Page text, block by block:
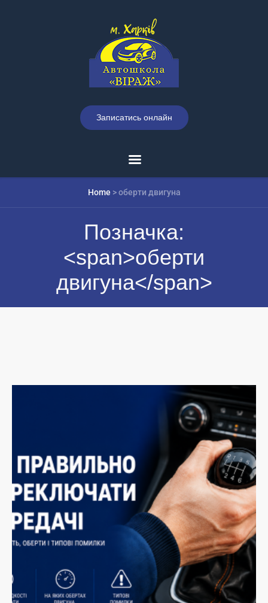
Записатись онлайн
Home >оберти двигуна
Позначка:
<span>оберти
двигуна</span>